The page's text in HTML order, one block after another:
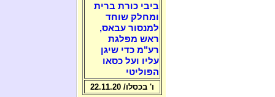
ביבי כורת ברית
ומחלק שוחד
למנסור עבאס,
ראש מפלגת
רע"מ כדי שיגן
עליו ועל כסאו
הפוליטי
ו' בכסלו/ 22.11.20